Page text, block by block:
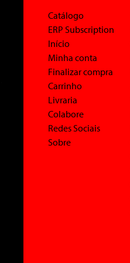
Catálogo
ERP Subscription
Início
Minha conta
Finalizar compra
Carrinho
Livraria
Colabore
Redes Sociais
Sobre